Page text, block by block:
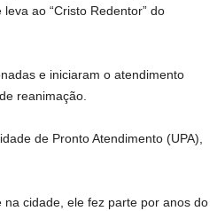
ao “Cristo Redentor” do
e iniciaram o atendimento
reanimação.
de Pronto Atendimento (UPA),
cidade, ele fez parte por anos do